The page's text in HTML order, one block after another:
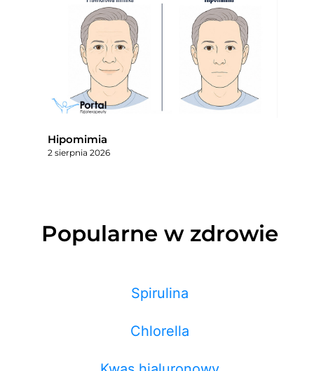
Hipomimia
2 sierpnia 2026
Popularne w zdrowie
Spirulina
Chlorella